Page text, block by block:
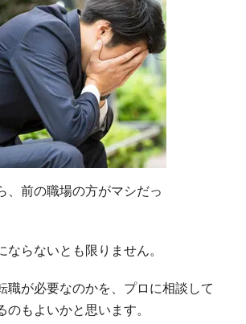
、前の職場の方がマシだっ
ならないとも限りません。
職が必要なのかを、プロに相談して
のもよいかと思います。